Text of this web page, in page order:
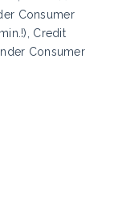
Consumer
Credit
Consumer